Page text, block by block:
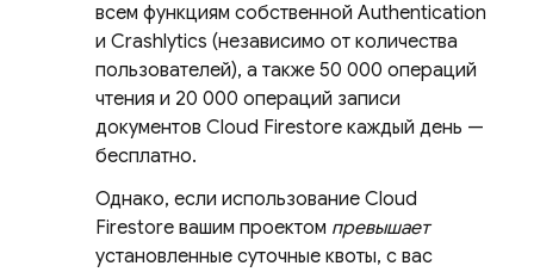
всем функциям собственной Authentication
и Crashlytics (независимо от количества
пользователей), а также 50 000 операций
чтения и 20 000 операций записи
документов Cloud Firestore каждый день —
бесплатно.
Однако, если использование Cloud
Firestore вашим проектом превышает
установленные суточные квоты, с вас